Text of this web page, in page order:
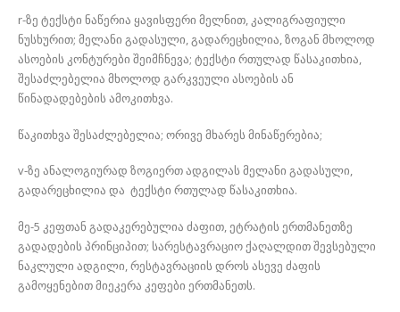
r-ზე ტექსტი ნაწერია ყავისფერი მელნით, კალიგრაფიული
ნუსხურით; მელანი გადასული, გადარეცხილია, ზოგან მხოლოდ
ასოების კონტურები შეიმჩნევა; ტექსტი რთულად წასაკითხია,
შესაძლებელია მხოლოდ გარკვეული ასოების ან
წინადადებების ამოკითხვა.
წაკითხვა შესაძლებელია; ორივე მხარეს მინაწერებია;
v-ზე ანალოგიურად ზოგიერთ ადგილას მელანი გადასული,
გადარეცხილია და ტექსტი რთულად წასაკითხია.
მე-5 კეფთან გადაკერებულია ძაფით, ეტრატის ერთმანეთზე
გადადების პრინციპით; სარესტავრაციო ქაღალდით შევსებული
ნაკლული ადგილი, რესტავრაციის დროს ასევე ძაფის
გამოყენებით მიეკერა კეფები ერთმანეთს.